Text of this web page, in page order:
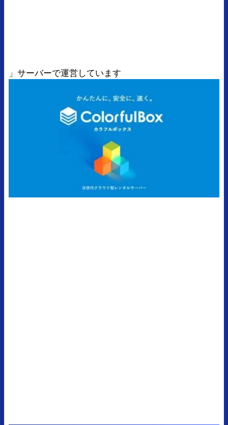
」サーバーで運営しています